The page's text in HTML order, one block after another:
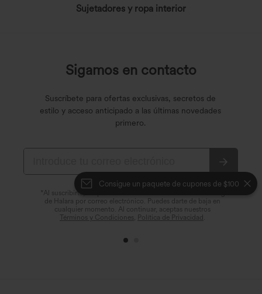
Consigue un paquete de cupones de $100
Sujetadores y ropa interior
Sigamos en contacto
Suscríbete para ofertas exclusivas, secretos de
estilo y acceso anticipado a las últimas novedades
primero.
*Al suscribirte, aceptas recibir comunicaciones de marketing
de Halara por correo electrónico. Puedes darte de baja en
cualquier momento. Al continuar, aceptas nuestros
Términos y Condiciones , Política de Privacidad.